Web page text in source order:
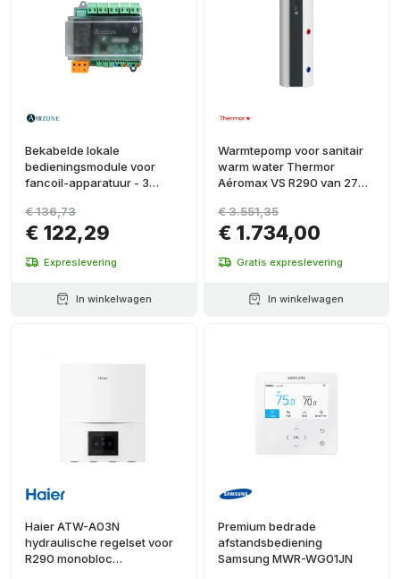
Bekabelde lokale
bedieningsmodule voor
fancoil-apparatuur - 3
€ 122,29
€ 136,73
Expreslevering
In winkelwagen
Warmtepomp voor sanitair
warm water Thermor
Aéromax VS R290 van 270
€ 1.734,00
€ 3.551,35
Gratis expreslevering
In winkelwagen
Haier ATW-A03N
hydraulische regelset voor
R290 monobloc
Premium bedrade
afstandsbediening
Samsung MWR-WG01JN